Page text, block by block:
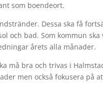
som boendeort.
Dessa ska få
och bad. Som kommun
årets alla månader.
må bra och trivas i
men också fokusera på